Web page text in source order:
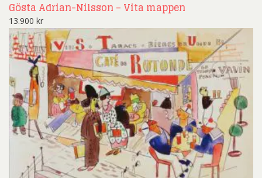
Gösta Adrian-Nilsson – Vita mappen
13.900 kr